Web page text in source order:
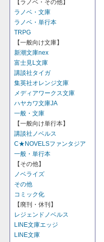
【ラノベ・その他】
ラノベ・文庫
ラノベ・単行本
TRPG
【一般向け文庫】
新潮文庫nex
富士見L文庫
講談社タイガ
集英社オレンジ文庫
メディアワークス文庫
ハヤカワ文庫JA
一般・文庫
【一般向け単行本】
講談社ノベルス
C★NOVELSファンタジア
一般・単行本
【その他】
ノベライズ
その他
コミック化
【廃刊・休刊】
レジェンドノベルス
LINE文庫エッジ
LINE文庫